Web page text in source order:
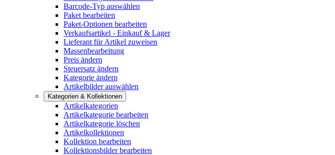
Barcode-Typ auswählen
Paket bearbeiten
Paket-Optionen bearbeiten
Verkaufsartikel - Einkauf & Lager
Lieferant für Artikel zuweisen
Massenbearbeitung
Preis ändern
Steuersatz ändern
Kategorie ändern
Artikelbilder auswählen
Kategorien & Kollektionen
Artikelkategorien
Artikelkategorie bearbeiten
Artikelkategorie löschen
Artikelkollektionen
Kollektion bearbeiten
Kollektionsbilder bearbeiten